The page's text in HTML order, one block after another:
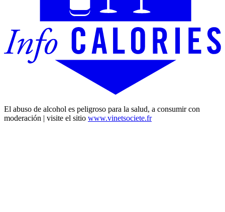
El abuso de alcohol es peligroso para la salud, a consumir con
moderación | visite el sitio www.vinetsociete.fr